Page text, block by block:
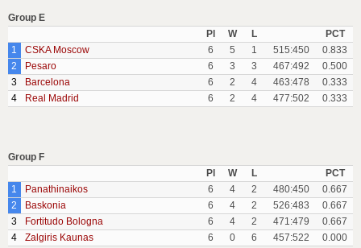
Group E
Pl
W L
PCT
1
CSKA Moscow 6 5 1 515:450
0.833
2
Pesaro 6 3 3 467:492
0.500
3
Barcelona 6 2 4 463:478
0.333
4
Real Madrid 6 2 4 477:502 0.333
Group F
Pl
W L
PCT
1
Panathinaikos 6 4 2 480:450
0.667
2
Baskonia 6 4 2 526:483
0.667
3
Fortitudo Bologna 6 4 2 471:479
0.667
4
Zalgiris Kaunas 6 0 6 457:522 0.000